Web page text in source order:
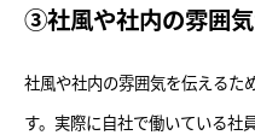
③社風や社内の雰囲
社風や社内の雰囲気を伝えるた
す。実際に自社で働いている社